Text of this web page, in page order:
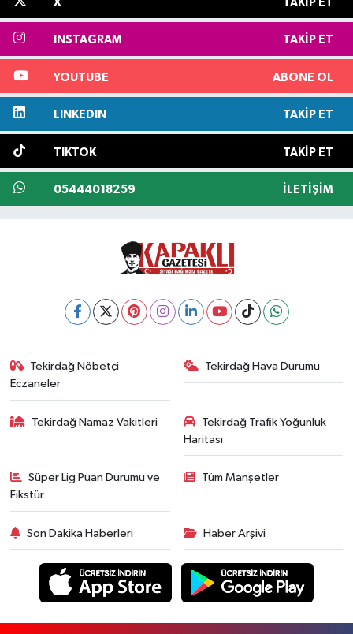
X TAKIP ET
INSTAGRAM TAKIP ET
YOUTUBE ABONE OL
LINKEDIN TAKIP ET
TIKTOK TAKIP ET
05444018259 İLETIŞIM
Tekirdağ Nöbetçi
Eczaneler
Tekirdağ Hava Durumu
Tekirdağ Namaz Vakitleri
Tekirdağ Trafik Yoğunluk
Haritası
Süper Lig Puan Durumu ve
Fikstür
Tüm Manşetler
Son Dakika Haberleri Haber Arşivi